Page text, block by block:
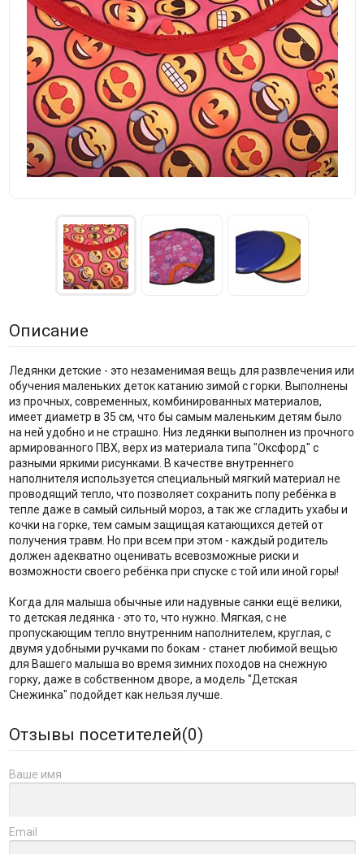
Описание
Ледянки детские - это незаменимая вещь для развлечения или
обучения маленьких деток катанию зимой с горки. Выполнены
из прочных, современных, комбинированных материалов,
имеет диаметр в 35 см, что бы самым маленьким детям было
на ней удобно и не страшно. Низ ледянки выполнен из прочного
армированного ПВХ, верх из материала типа "Оксфорд" с
разными яркими рисунками. В качестве внутреннего
наполнителя используется специальный мягкий материал не
проводящий тепло, что позволяет сохранить попу ребёнка в
тепле даже в самый сильный мороз, а так же сгладить ухабы и
кочки на горке, тем самым защищая катающихся детей от
получения травм. Но при всем при этом - каждый родитель
должен адекватно оценивать всевозможные риски и
возможности своего ребёнка при спуске с той или иной горы!
Когда для малыша обычные или надувные санки ещё велики,
то детская ледянка - это то, что нужно. Мягкая, с не
пропускающим тепло внутренним наполнителем, круглая, с
двумя удобными ручками по бокам - станет любимой вещью
для Вашего малыша во время зимних походов на снежную
горку, даже в собственном дворе, а модель "Детская
Снежинка" подойдет как нельзя лучше.
Отзывы посетителей(0)
Ваше имя
Email